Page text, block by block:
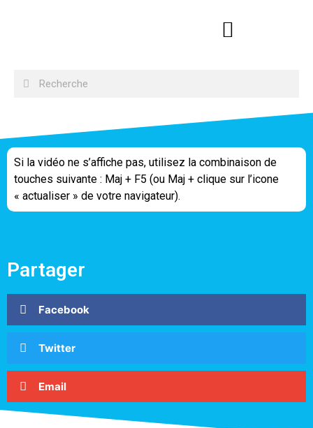
Si la vidéo ne s’affiche pas, utilisez la combinaison de
touches suivante : Maj + F5 (ou Maj + clique sur l’icone
« actualiser » de votre navigateur).
Partager
Facebook
Twitter
Email